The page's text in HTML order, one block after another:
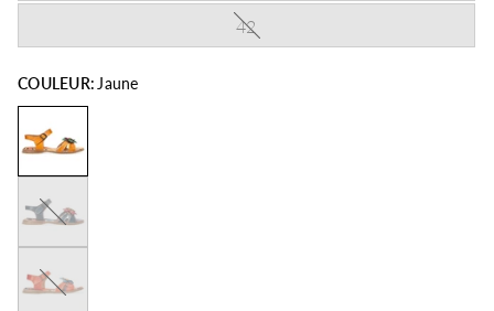
42
COULEUR: Jaune